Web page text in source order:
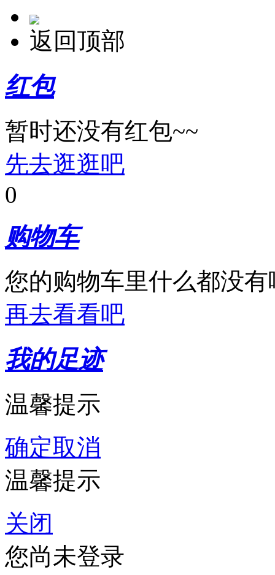
返回顶部
红包
暂时还没有红包~~
先去逛逛吧
0
购物车
您的购物车里什么都没有
再去看看吧
我的足迹
温馨提示
确定取消
温馨提示
关闭
您尚未登录